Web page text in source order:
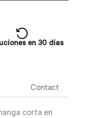
en 30 días
Contact
corta en